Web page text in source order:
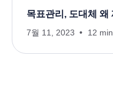
목표관리, 도대체
7월 11, 2023 12